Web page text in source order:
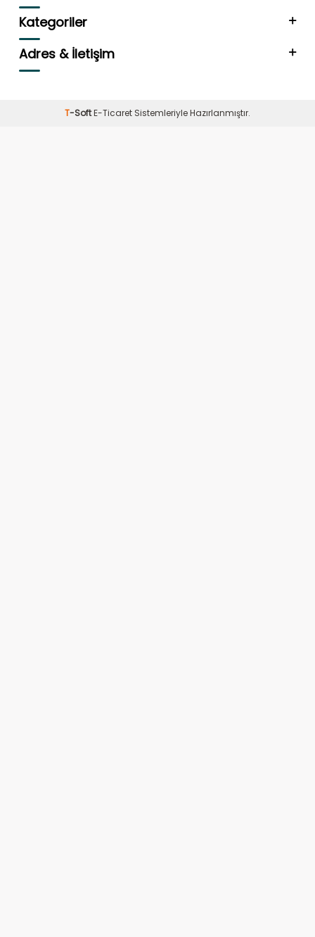
Kategoriler
Adres & İletişim
T-SoftE-Ticaret Sistemleriyle Hazırlanmıştır.